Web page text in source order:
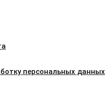
персональных данных